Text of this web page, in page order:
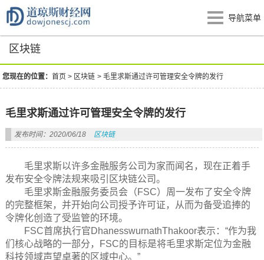
导航菜单
区块链
您现在的位置：首页 > 区块链 >毛里求斯通过许可管理安全令牌的发行
毛里求斯通过许可管理安全令牌的发行
发布时间：2020/06/18 区块链
毛里求斯以许多金融服务公司为家而闻名，现在正着手
发布安全令牌法规来吸引区块链公司。
毛里求斯金融服务委员会（FSC）周一发布了安全令牌
的完整框架，并开始向公司授予许可证，从而为备受追捧的
令牌化创造了受监管的环境。
FSC首席执行官DhanesswurnathThakoor表示：“作为我
们核心战略的一部分，FSC的目标是将毛里求斯定位为金融
科技领域声望卓著的区域中心。”